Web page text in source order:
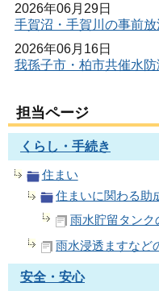
2026年06月29日
手賀沼・手賀川の事前放
2026年06月16日
我孫子市・柏市共催水防
担当ページ
くらし・手続き
住まい
住まいに関わる助
雨水貯留タンク
雨水浸透ますなど
安全・安心